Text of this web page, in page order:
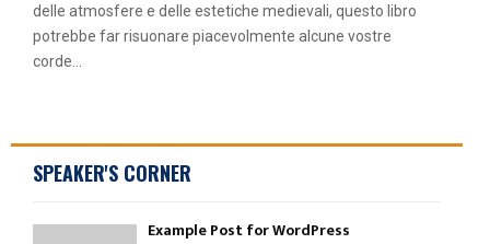
delle atmosfere e delle estetiche medievali, questo libro
potrebbe far risuonare piacevolmente alcune vostre
corde...
SPEAKER'S CORNER
Example Post for WordPress